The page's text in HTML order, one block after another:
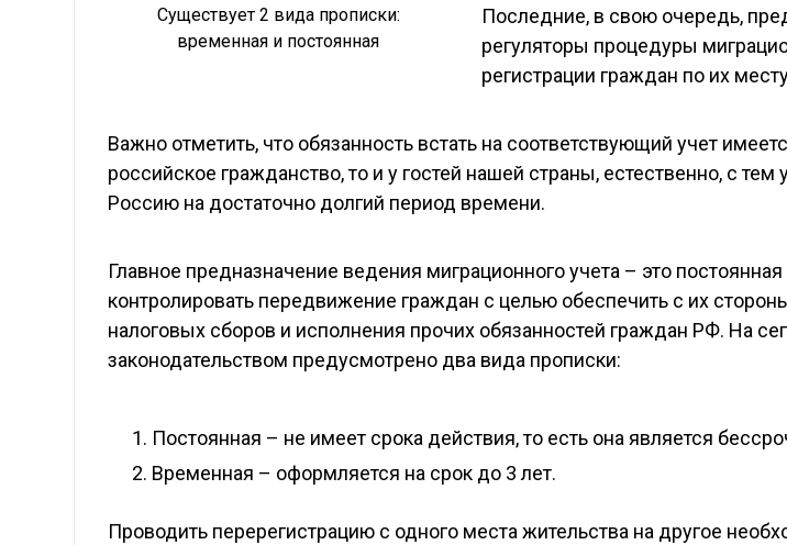
Существует 2 вида прописки:
временная и постоянная
Последние, в свою очередь,
регуляторы процедуры
регистрации граждан по их
Важно отметить, что обязанность встать на соответствующий учет
российское гражданство, то и у гостей нашей страны, естественно, с тем
Россию на достаточно долгий период времени.
Главное предназначение ведения миграционного учета – это
контролировать передвижение граждан с целью обеспечить с их
налоговых сборов и исполнения прочих обязанностей граждан РФ. На
законодательством предусмотрено два вида прописки:
Постоянная – не имеет срока действия, то есть она является
Временная – оформляется на срок до 3 лет.
Проводить перерегистрацию с одного места жительства на другое